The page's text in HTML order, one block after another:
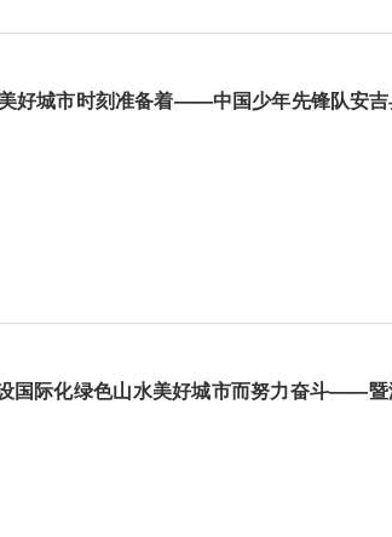
好城市时刻准备着——中国少年先锋队安
国际化绿色山水美好城市而努力奋斗——